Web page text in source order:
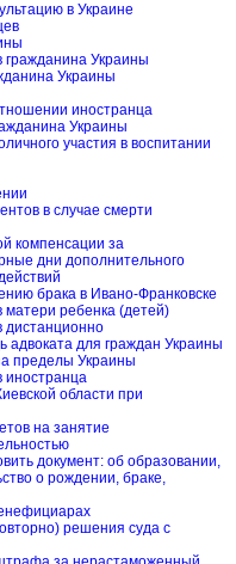
в Украине
гражданина Украины
Украины
иностранца
Украины
участия в воспитании
в случае смерти
компенсации за
дни дополнительного
брака в Ивано-Франковске
ребенка (детей)
дистанционно
адвоката для граждан Украины
пределы Украины
иностранца
области при
на занятие
документ: об образовании,
о рождении, браке,
решения суда с